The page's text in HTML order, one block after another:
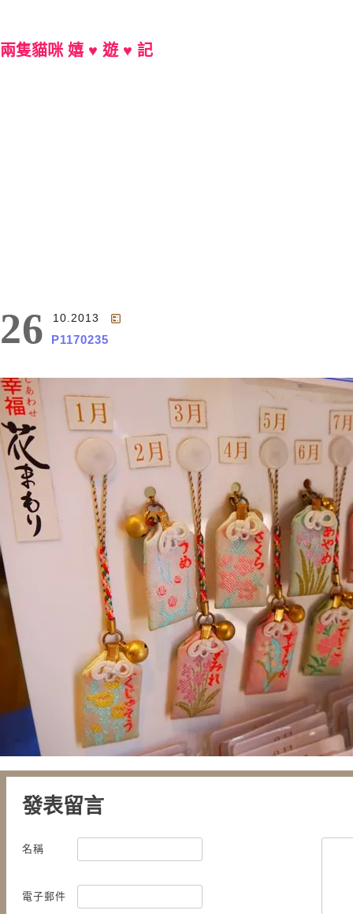
兩隻貓咪 嬉 ♥ 遊 ♥ 記
26 10.2013
P1170235
發表留言
名稱
電子郵件